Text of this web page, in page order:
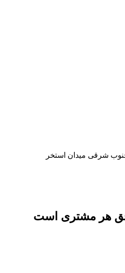
شرقی میدان استخر
حق هر مشتری است